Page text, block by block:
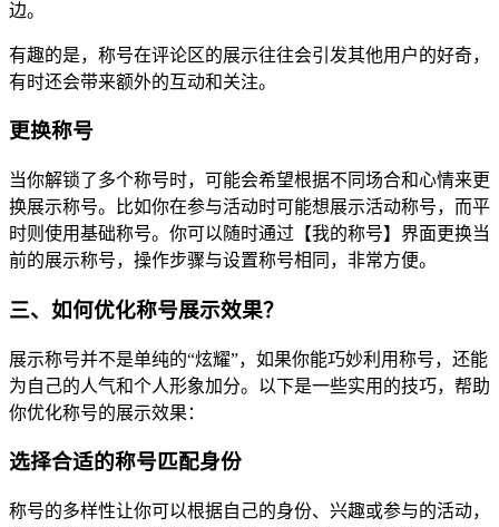
边。
有趣的是，称号在评论区的展示往往会引发其他用户的好奇，
有时还会带来额外的互动和关注。
更换称号
当你解锁了多个称号时，可能会希望根据不同场合和心情来更
换展示称号。比如你在参与活动时可能想展示活动称号，而平
时则使用基础称号。你可以随时通过【我的称号】界面更换当
前的展示称号，操作步骤与设置称号相同，非常方便。
三、如何优化称号展示效果？
展示称号并不是单纯的“炫耀”，如果你能巧妙利用称号，还能
为自己的人气和个人形象加分。以下是一些实用的技巧，帮助
你优化称号的展示效果：
选择合适的称号匹配身份
称号的多样性让你可以根据自己的身份、兴趣或参与的活动，